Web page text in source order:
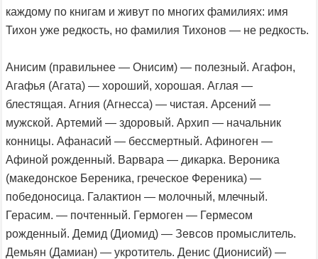
каждому по книгам и живут по многих фамилиях: имя
Тихон уже редкость, но фамилия Тихонов — не редкость.
Анисим (правильнее — Онисим) — полезный. Агафон,
Агафья (Агата) — хороший, хорошая. Аглая —
блестящая. Агния (Агнесса) — чистая. Арсений —
мужской. Артемий — здоровый. Архип — начальник
конницы. Афанасий — бессмертный. Афиноген —
Афиной рожденный. Варвара — дикарка. Вероника
(македонское Береника, греческое Ференика) —
победоносица. Галактион — молочный, млечный.
Герасим. — почтенный. Гермоген — Гермесом
рожденный. Демид (Диомид) — Зевсов промыслитель.
Демьян (Дамиан) — укротитель. Денис (Дионисий) —